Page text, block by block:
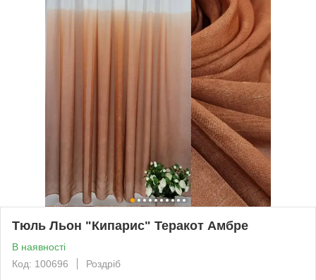
Тюль Льон "Кипарис" Теракот Амбре
В наявності
Код: 100696
Роздріб